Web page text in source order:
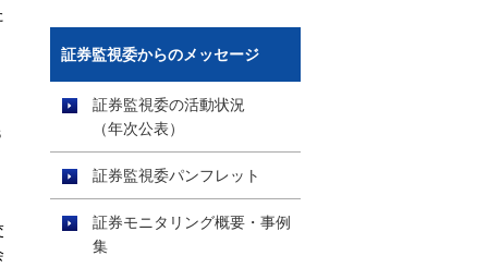
証券監視委からのメッセージ
証券監視委の活動状況
（年次公表）
証券監視委パンフレット
証券モニタリング概要・事例
集